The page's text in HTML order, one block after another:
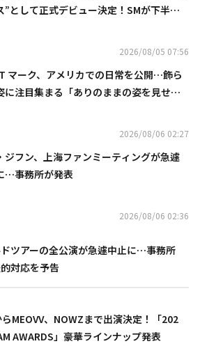
”として正式デビュー決定！SMが下半期
2026/08/05 07:56
マーク、アメリカでの日常を公開…飾ら
に注目集まる「ありのままの姿を見せた
2026/08/06 02:27
ジフン、上海ファンミーティングが急遽
…事務所が発表
2026/08/06 02:36
ツアーの全公演が急遽中止に…事務所
対応を予告
MEOVV、NOWZまで出演決定！「202
AWARDS」豪華ラインナップ発表